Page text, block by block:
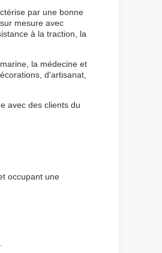
par une bonne
mesure avec
à la traction, la
la médecine et
d'artisanat,
avec des clients du
occupant une